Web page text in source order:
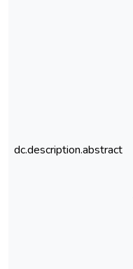
dc.description.abstract